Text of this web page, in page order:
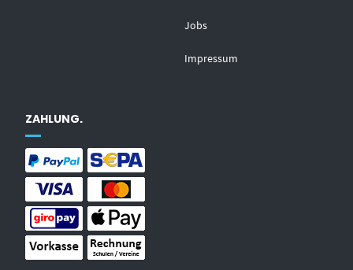
Jobs
Impressum
ZAHLUNG.